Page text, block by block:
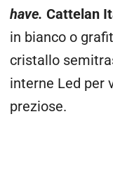
have. Cattelan
in bianco o
cristallo
interne Led per
preziose.